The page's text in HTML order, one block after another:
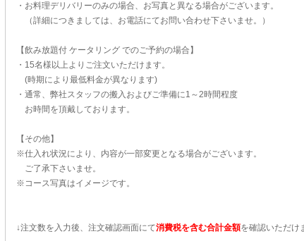
・お料理デリバリーのみの場合、お写真と異なる場合がございます。
（詳細につきましては、お電話にてお問い合わせ下さいませ。）
【飲み放題付 ケータリング でのご予約の場合】
・15名様以上よりご注文いただけます。
(時期により最低料金が異なります)
・通常、弊社スタッフの搬入およびご準備に1～2時間程度
お時間を頂戴しております。
【その他】
※仕入れ状況により、内容が一部変更となる場合がございます。
ご了承下さいませ。
※コース写真はイメージです。
↓注文数を入力後、注文確認画面にて消費税を含む合計金額を確認いただけ